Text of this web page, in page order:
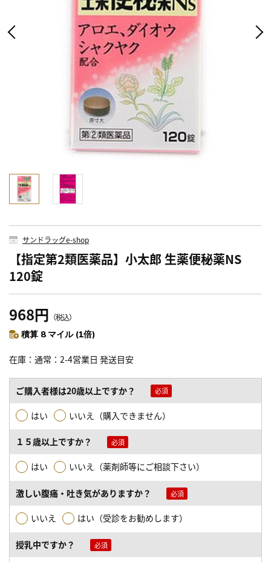
サンドラッグe-shop
【指定第2類医薬品】小太郎 生薬便秘薬NS
120錠
968円 （税込）
積算 8 マイル (1倍)
在庫 通常：2-4営業日 発送目安
ご購入者様は20歳以上ですか？
はい いいえ（購入できません）
１５歳以上ですか？
はい いいえ（薬剤師等にご相談下さい）
激しい腹痛・吐き気がありますか？
いいえ はい（受診をお勧めします）
授乳中ですか？